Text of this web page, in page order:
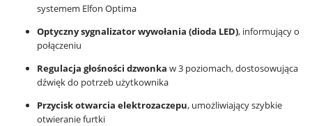
systemem Elfon Optima
Optyczny sygnalizator wywołania (dioda LED), informujący o
połączeniu
Regulacja głośności dzwonka w 3 poziomach, dostosowująca
dźwięk do potrzeb użytkownika
Przycisk otwarcia elektrozaczepu, umożliwiający szybkie
otwieranie furtki